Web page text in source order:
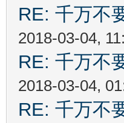
RE: 千万不
2018-03-04,
RE: 千万不
2018-03-04,
RE: 千万不